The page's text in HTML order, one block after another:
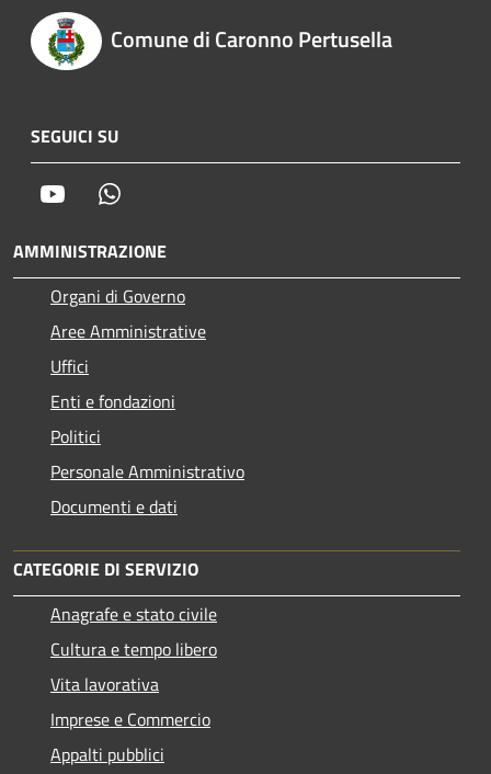
Comune di Caronno Pertusella
SEGUICI SU
Youtube
AMMINISTRAZIONE
Organi di Governo
Aree Amministrative
Uffici
Enti e fondazioni
Politici
Personale Amministrativo
Documenti e dati
CATEGORIE DI SERVIZIO
Anagrafe e stato civile
Cultura e tempo libero
Vita lavorativa
Imprese e Commercio
Appalti pubblici